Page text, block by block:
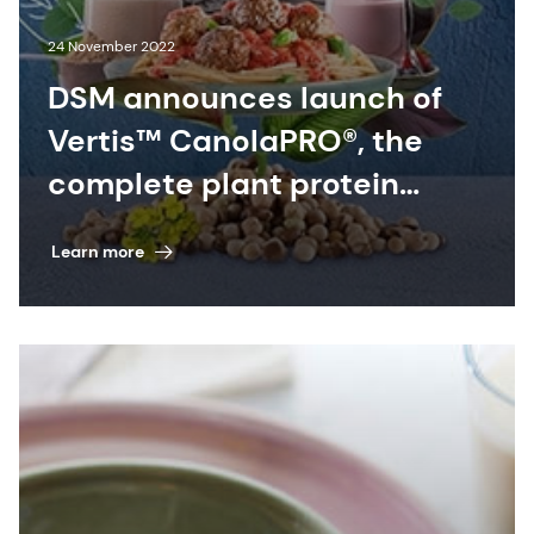
24 November 2022
DSM announces launch of
Vertis™ CanolaPRO®, the
complete plant protein
that’s free from major
allergens | DSM Food &
Beverage
Learn more